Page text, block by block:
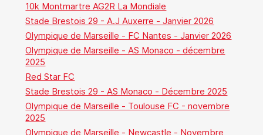
10k Montmartre AG2R La Mondiale
Stade Brestois 29 - A.J Auxerre - Janvier 2026
Olympique de Marseille - FC Nantes - Janvier 2026
Olympique de Marseille - AS Monaco - décembre
2025
Red Star FC
Stade Brestois 29 - AS Monaco - Décembre 2025
Olympique de Marseille - Toulouse FC - novembre
2025
Olympique de Marseille - Newcastle - Novembre